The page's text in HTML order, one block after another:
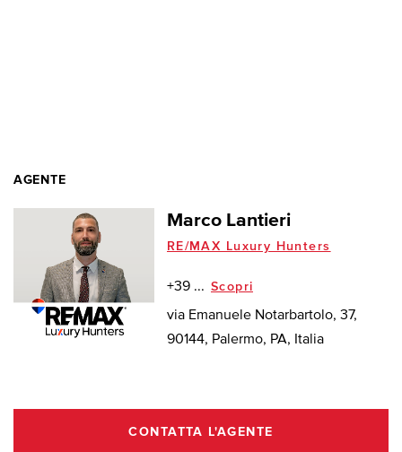
AGENTE
Marco Lantieri
RE/MAX Luxury Hunters
+39 ... Scopri
via Emanuele Notarbartolo, 37,
90144, Palermo, PA, Italia
CONTATTA L'AGENTE